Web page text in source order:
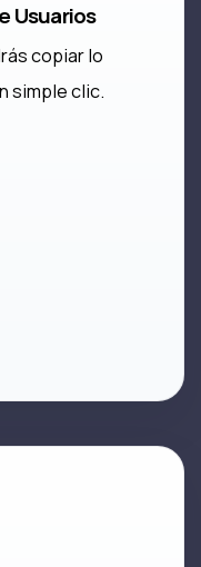
Usuarios
copiar lo
simple clic.